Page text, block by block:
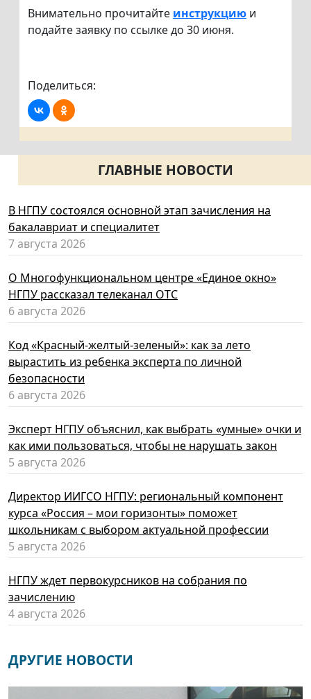
Внимательно прочитайте инструкцию и
подайте заявку по ссылке до 30 июня.
Поделиться:
ГЛАВНЫЕ НОВОСТИ
В НГПУ состоялся основной этап зачисления на
бакалавриат и специалитет
7 августа 2026
О Многофункциональном центре «Единое окно»
НГПУ рассказал телеканал ОТС
6 августа 2026
Код «Красный-желтый-зеленый»: как за лето
вырастить из ребенка эксперта по личной
безопасности
6 августа 2026
Эксперт НГПУ объяснил, как выбрать «умные» очки и
как ими пользоваться, чтобы не нарушать закон
5 августа 2026
Директор ИИГСО НГПУ: региональный компонент
курса «Россия – мои горизонты» поможет
школьникам с выбором актуальной профессии
5 августа 2026
НГПУ ждет первокурсников на собрания по
зачислению
4 августа 2026
ДРУГИЕ НОВОСТИ